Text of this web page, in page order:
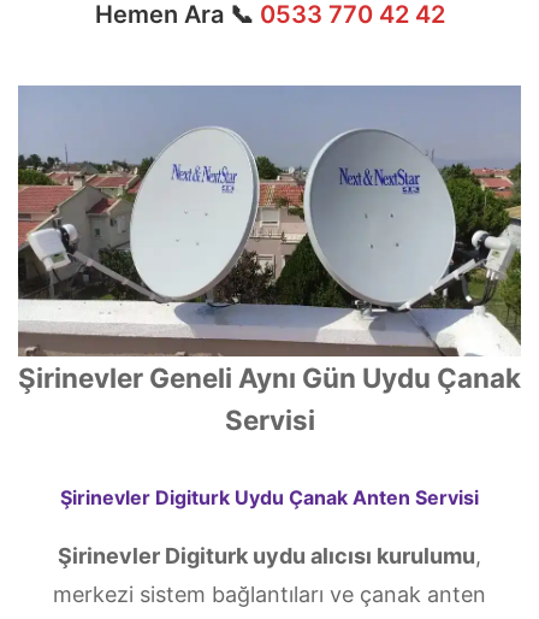
Hemen Ara 📞 0533 770 42 42
Şirinevler Geneli Aynı Gün Uydu Çanak
Servisi
Şirinevler Digiturk Uydu Çanak Anten Servisi
Şirinevler Digiturk uydu alıcısı kurulumu,
merkezi sistem bağlantıları ve çanak anten